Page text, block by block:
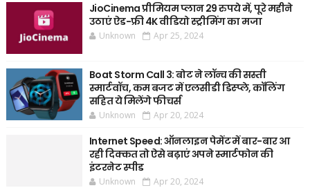
JioCinema प्रीमियम प्लान 29 रुपये में, पूरे महीने
उठाएं ऐड-फ्री 4K वीडियो स्ट्रीमिंग का मजा
Unknown Apr 25, 2024
Boat Storm Call 3: बोट ने लॉन्च की सस्ती
स्मार्टवॉच, कम बजट में एलसीडी डिस्प्ले, कॉलिंग
सहित ये मिलेंगे फीचर्स
Unknown Apr 20, 2024
Internet Speed: ऑनलाइन पेमेंट में बार-बार आ
रही दिक्कत तो ऐसे बढ़ाएं अपने स्मार्टफोन की
इंटरनेट स्पीड
Unknown Apr 20, 2024